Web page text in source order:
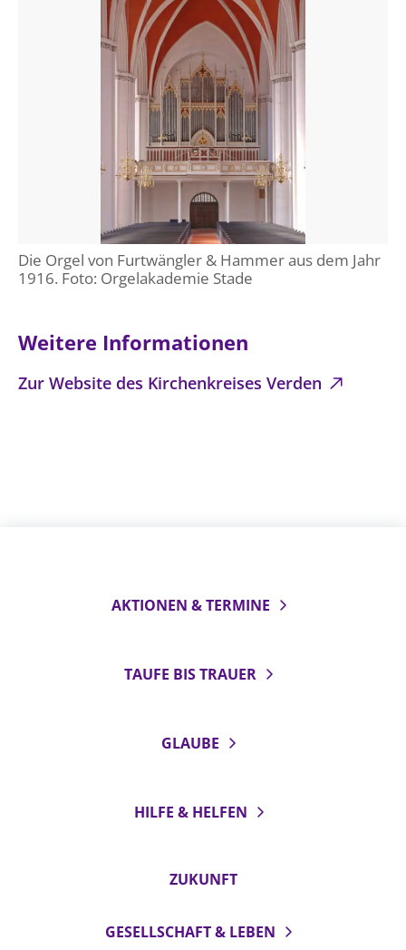
Die Orgel von Furtwängler & Hammer aus dem Jahr
1916. Foto: Orgelakademie Stade
Weitere Informationen
Zur Website des Kirchenkreises Verden
AKTIONEN & TERMINE
TAUFE BIS TRAUER
GLAUBE
HILFE & HELFEN
ZUKUNFT
GESELLSCHAFT & LEBEN